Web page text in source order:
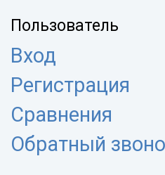
Пользователь
Вход
Регистрация
Сравнения
Обратный